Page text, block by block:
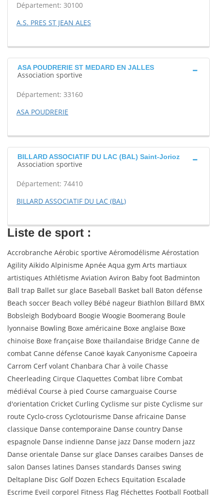
Département: 30100
A.S. PRES ST JEAN ALES
ASA POUDRERIE ST MEDARD EN JALLES
Association sportive
Département: 33160
ASA POUDRERIE
BILLARD ASSOCIATIF DU LAC (BAL) Saint-Jorioz
Association sportive
Département: 74410
BILLARD ASSOCIATIF DU LAC (BAL)
Liste de sport :
Accrobranche Aérobic sportive Aéromodélisme Aérostation
Agility Aikido Alpinisme Apnée Aqua gym Arts martiaux
artistiques Athlétisme Aviation Aviron Baby foot Badminton
Ball trap Ballet sur glace Baseball Basket ball Baton défense
Beach soccer Beach volley Bébé nageur Biathlon Billard BMX
Bobsleigh Bodyboard Boogie Woogie Boomerang Boule
lyonnaise Bowling Boxe américaine Boxe anglaise Boxe
chinoise Boxe française Boxe thaïlandaise Bridge Canne de
combat Canne défense Canoë kayak Canyonisme Capoeira
Carrom Cerf volant Chanbara Char à voile Chasse
Cheerleading Cirque Claquettes Combat libre Combat
médiéval Course à pied Course camarguaise Course
d'orientation Cricket Curling Cyclisme sur piste Cyclisme sur
route Cyclo-cross Cyclotourisme Danse africaine Danse
classique Danse contemporaine Danse country Danse
espagnole Danse indienne Danse jazz Danse modern jazz
Danse orientale Danse sur glace Danses caraïbes Danses de
salon Danses latines Danses standards Danses swing
Deltaplane Disc Golf Dozen Echecs Equitation Escalade
Escrime Eveil corporel Fitness Flag Fléchettes Football Football